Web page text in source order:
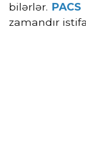
bilərlər. PACS
zamandır